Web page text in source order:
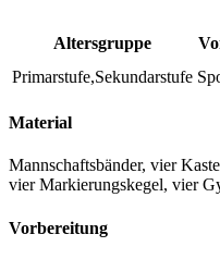
Altersgruppe
Primarstufe,Sekundarstufe
Material
Mannschaftsbänder, vier
vier Markierungskegel, vier
Vorbereitung